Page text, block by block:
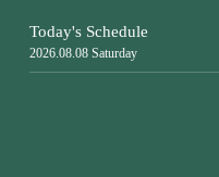
Today's Schedule
2026.08.08 Saturday